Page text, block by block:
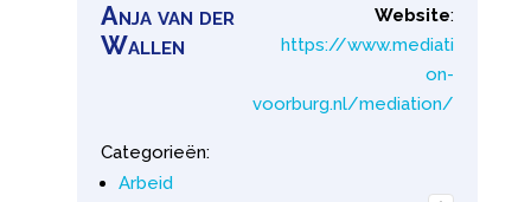
Anja van der
Wallen
Website:
https://www.mediati
on-
voorburg.nl/mediation/
Categorieën:
Arbeid